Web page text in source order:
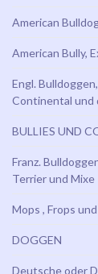
American
American Bully,
Engl.
Continental und
BULLIES UND
Franz.
Terrier und Mixe
Mops , Frops
DOGGEN
Deutsche oder